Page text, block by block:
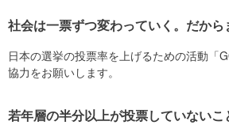
社会は一票ずつ変わっていく。だから
日本の選挙の投票率を上げるための活動「
協力をお願いします。
若年層の半分以上が投票していない